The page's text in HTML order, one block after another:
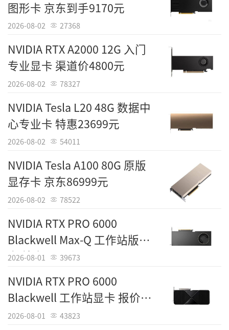
Tags：影驰
责任编辑：IT国度
图形卡 京东到手9170元
2026-08-02 27368
NVIDIA RTX A2000 12G 入门
专业显卡 渠道价4800元
2026-08-02 78327
NVIDIA Tesla L20 48G 数据中
心专业卡 特惠23699元
2026-08-02 54011
NVIDIA Tesla A100 80G 原版
显存卡 京东86999元
2026-08-02 78522
NVIDIA RTX PRO 6000
Blackwell Max-Q 工作站版显
卡 特惠76899元
2026-08-01 39673
NVIDIA RTX PRO 6000
Blackwell 工作站显卡 报价
79042元
2026-08-01 43823